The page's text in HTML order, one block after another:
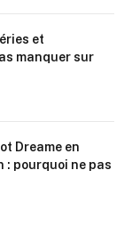
et
manquer sur
Dreame en
: pourquoi ne pas